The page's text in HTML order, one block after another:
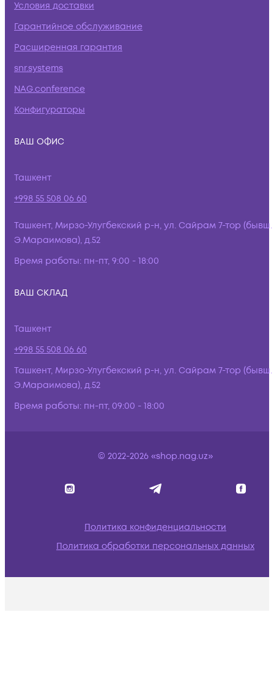
Условия доставки
Гарантийное обслуживание
Расширенная гарантия
snr.systems
NAG.conference
Конфигураторы
ВАШ ОФИС
Ташкент
+998 55 508 06 60
Ташкент, Мирзо-Улугбекский р-н, ул. Сайрам 7-тор (бывш.
Э.Мараимова), д.52
Время работы: пн-пт, 9:00 - 18:00
ВАШ СКЛАД
Ташкент
+998 55 508 06 60
Ташкент, Мирзо-Улугбекский р-н, ул. Сайрам 7-тор (бывш.
Э.Мараимова), д.52
Время работы: пн-пт, 09:00 - 18:00
© 2022-2026 «shop.nag.uz»
Политика конфиденциальности
Политика обработки персональных данных